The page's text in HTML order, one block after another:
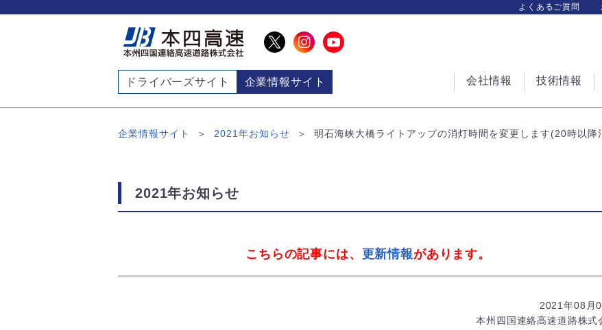
よくあるご質問
ドライバーズサイト 企業情報サイト 会社情報 技術情報
企業情報サイト 2021年お知らせ 明石海峡大橋ライトアップの消灯時間を変更します(20時以降
2021年お知らせ
こちらの記事には、 更新情報があります。
2021年08月
本州四国連絡高速道路株式